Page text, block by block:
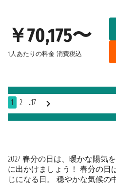
2027 春分の日は、暖かな陽気
に出かけましょう！ 春分の日
じになる日。 穏やかな気候の
￥70,175〜
1人あたりの料金 消費税込
1 2 ..17